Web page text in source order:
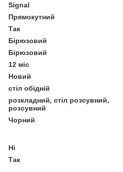
Signal
Прямокутний
Так
Бірюзовий
Бірюзовий
12 міс
Новий
стіл обідній
розкладний, стіл розсувний,
розсувний
Чорний
Ні
Так